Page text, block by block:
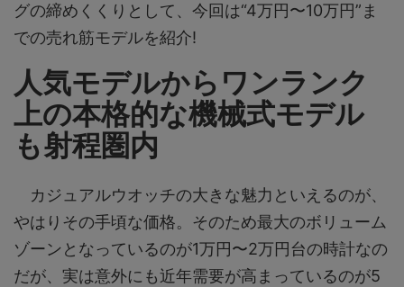
グの締めくくりとして、今回は“4万円〜10万円”ま
での売れ筋モデルを紹介!
人気モデルからワンランク
上の本格的な機械式モデル
も射程圏内
カジュアルウオッチの大きな魅力といえるのが、
やはりその手頃な価格。そのため最大のボリューム
ゾーンとなっているのが1万円〜2万円台の時計なの
だが、実は意外にも近年需要が高まっているのが5